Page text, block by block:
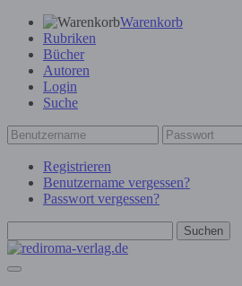
Warenkorb
Rubriken
Bücher
Autoren
Login
Suche
Registrieren
Benutzername vergessen?
Passwort vergessen?
Suchen